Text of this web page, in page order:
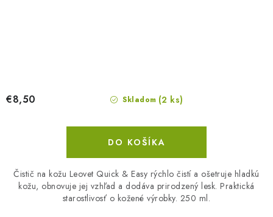
Skladom (2 ks)
€8,50
DO KOŠÍKA
Čistič na kožu Leovet Quick & Easy rýchlo čistí a ošetruje hladkú
kožu, obnovuje jej vzhľad a dodáva prirodzený lesk. Praktická
starostlivosť o kožené výrobky. 250 ml.